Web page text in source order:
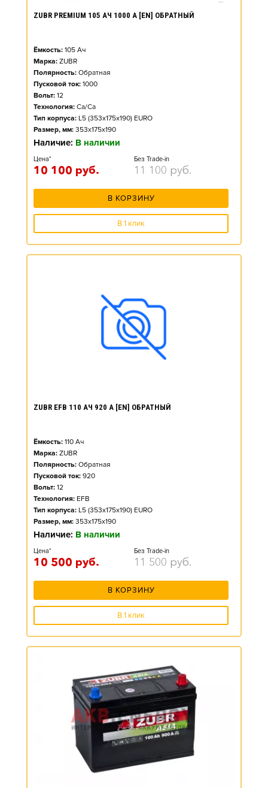
ZUBR PREMIUM 105 АЧ 1000 А [EN] ОБРАТНЫЙ
Ёмкость: 105 Ач
Марка: ZUBR
Полярность: Обратная
Пусковой ток: 1000
Вольт: 12
Технология: Ca/Ca
Тип корпуса: L5 (353x175x190) EURO
Размер, мм: 353x175x190
Наличие: В наличии
Цена*
10 100 руб.
Без Trade-in
11 100 руб.
В КОРЗИНУ
В 1 клик
ZUBR EFB 110 АЧ 920 А [EN] ОБРАТНЫЙ
Ёмкость: 110 Ач
Марка: ZUBR
Полярность: Обратная
Пусковой ток: 920
Вольт: 12
Технология: EFB
Тип корпуса: L5 (353x175x190) EURO
Размер, мм: 353x175x190
Наличие: В наличии
Цена*
10 500 руб.
Без Trade-in
11 500 руб.
В КОРЗИНУ
В 1 клик